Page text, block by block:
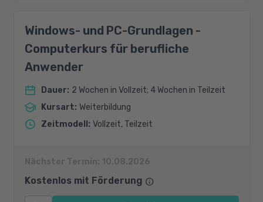
Windows- und PC-Grundlagen -
Computerkurs für berufliche
Anwender
Dauer: 2 Wochen in Vollzeit; 4 Wochen in Teilzeit
Kursart: Weiterbildung
Zeitmodell : Vollzeit, Teilzeit
Nächster Termin: 10.08.2026
Kostenlos mit Förderung